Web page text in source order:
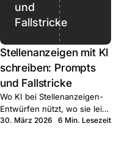
und
Fallstricke
Stellenanzeigen mit KI
schreiben: Prompts
und Fallstricke
Wo KI bei Stellenanzeigen-
Entwürfen nützt, wo sie leise
schadet, und wo sie
30. März 2026 6 Min. Lesezeit